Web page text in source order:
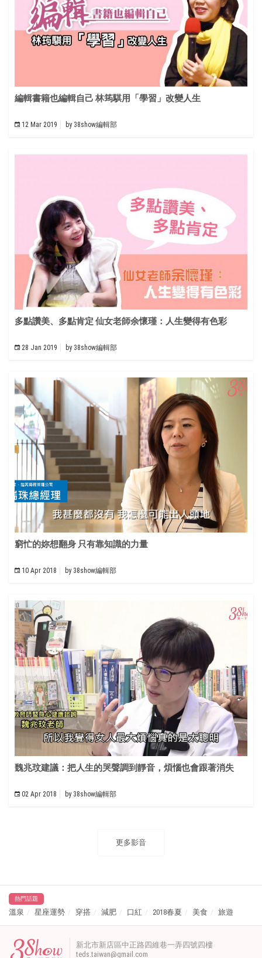
編輯書籍也編輯自己 林筠騏用「學習」改變人生
12 Mar 2019 by 38show編輯部
多點讚美、多點肯定 仙女老師余懷瑾：人生變得有色彩
28 Jan 2019 by 38show編輯部
窮忙的妳想翻身 只有靠知識的力量
10 Apr 2018 by 38show編輯部
魏兆玟建議：把人生的哭聲調到靜音，煩惱也會跟著消失
02 Apr 2018 by 38show編輯部
更多影音
熱門話題
溫泉 星座運勢 穿搭 減肥 口紅 2018春夏 美食 旅遊
新北市新店區中正路四維巷一弄四號四樓
teds.taiwan@gmail.com